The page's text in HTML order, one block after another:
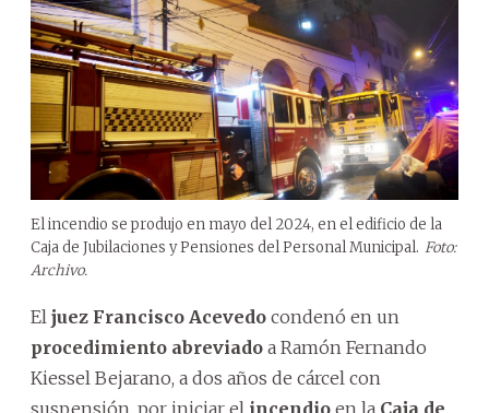
El incendio se produjo en mayo del 2024, en el edificio de la
Caja de Jubilaciones y Pensiones del Personal Municipal. Foto:
Archivo.
El juez Francisco Acevedo condenó en un
procedimiento abreviado a Ramón Fernando
Kiessel Bejarano, a dos años de cárcel con
suspensión, por iniciar el incendio en la Caja de